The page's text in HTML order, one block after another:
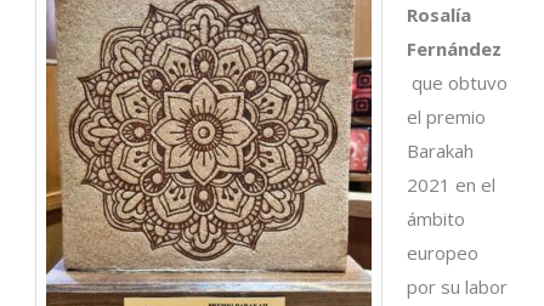
Rosalía
Fernández
que obtuvo
el premio
Barakah
2021 en el
ámbito
europeo
por su labor